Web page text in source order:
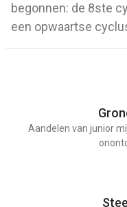
begonnen: de 8ste
een opwaartse
Aandelen van junior